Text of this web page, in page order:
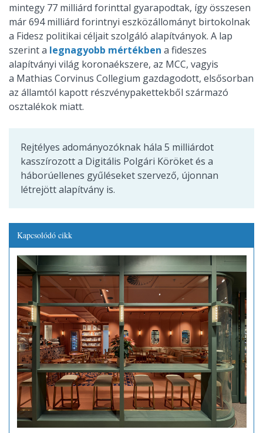
mintegy 77 milliárd forinttal gyarapodtak, így összesen
már 694 milliárd forintnyi eszközállományt birtokolnak
a Fidesz politikai céljait szolgáló alapítványok. A lap
szerint a legnagyobb mértékben a fideszes
alapítványi világ koronaékszere, az MCC, vagyis
a Mathias Corvinus Collegium gazdagodott, elsősorban
az államtól kapott részvénypakettekből származó
osztalékok miatt.
Rejtélyes adományozóknak hála 5 milliárdot
kasszírozott a Digitális Polgári Köröket és a
háborúellenes gyűléseket szervező, újonnan
létrejött alapítvány is.
Kapcsolódó cikk